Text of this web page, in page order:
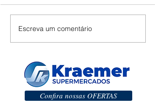
Escreva um comentário
Confira nossas OFERTAS